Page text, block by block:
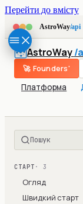
Перейти до вмісту
AstroWay/api
AstroWay/
Платформа
🚀 Founders'
Пошук
СТАРТ · 3
Огляд
Швидкий старт